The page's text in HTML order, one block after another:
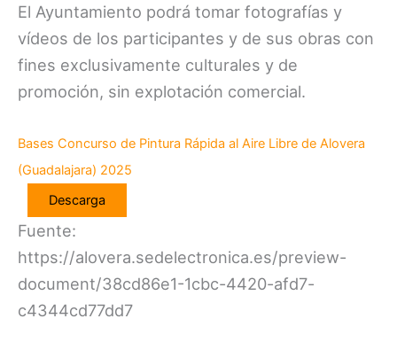
El Ayuntamiento podrá tomar fotografías y
vídeos de los participantes y de sus obras con
fines exclusivamente culturales y de
promoción, sin explotación comercial.
Bases Concurso de Pintura Rápida al Aire Libre de Alovera
(Guadalajara) 2025
Descarga
Fuente:
https://alovera.sedelectronica.es/preview-
document/38cd86e1-1cbc-4420-afd7-
c4344cd77dd7